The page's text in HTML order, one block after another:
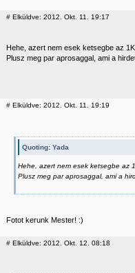
# Elküldve: 2012. Okt. 11. 19:17
Hehe, azert nem esek ketsegbe az
Plusz meg par aprosaggal, ami a
# Elküldve: 2012. Okt. 11. 19:19
Quoting: Yada
Hehe, azert nem esek ketsegbe az
Plusz meg par aprosaggal, ami a
Fotot kerunk Mester! :)
# Elküldve: 2012. Okt. 12. 08:18